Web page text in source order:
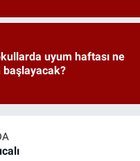
uyum haftası ne
başlayacak?